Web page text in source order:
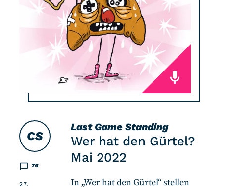
Last Game Standing
Wer hat den Gürtel?
Mai 2022
CS
76
27.
In „Wer hat den Gürtel“ stellen